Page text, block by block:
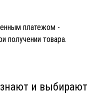
платежом -
получении товара.
и выбирают